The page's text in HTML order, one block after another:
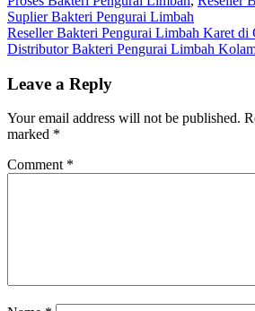
Suplier Bakteri Pengurai Limbah
Post
navigation
Reseller Bakteri Pengurai Limbah Karet di
Distributor Bakteri Pengurai Limbah
Leave a Reply
Your email address will not be published.
marked *
Comment *